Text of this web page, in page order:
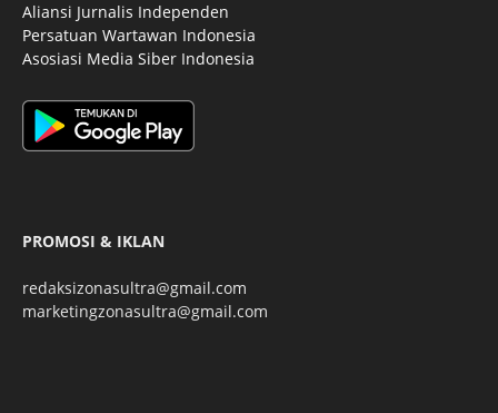
Aliansi Jurnalis Independen
Persatuan Wartawan Indonesia
Asosiasi Media Siber Indonesia
PROMOSI & IKLAN
redaksizonasultra@gmail.com
marketingzonasultra@gmail.com